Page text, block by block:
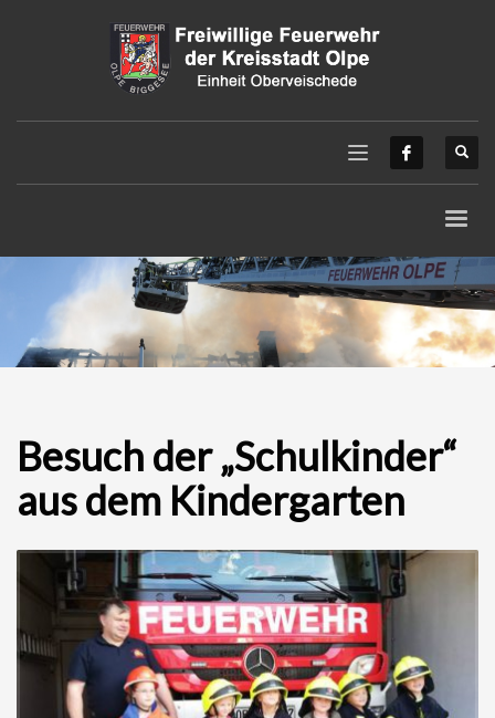
Besuch der „Schulkinder“
aus dem Kindergarten